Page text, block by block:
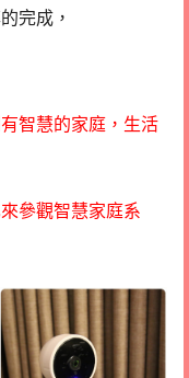
完成，
智慧的家庭，生活
參觀智慧家庭系